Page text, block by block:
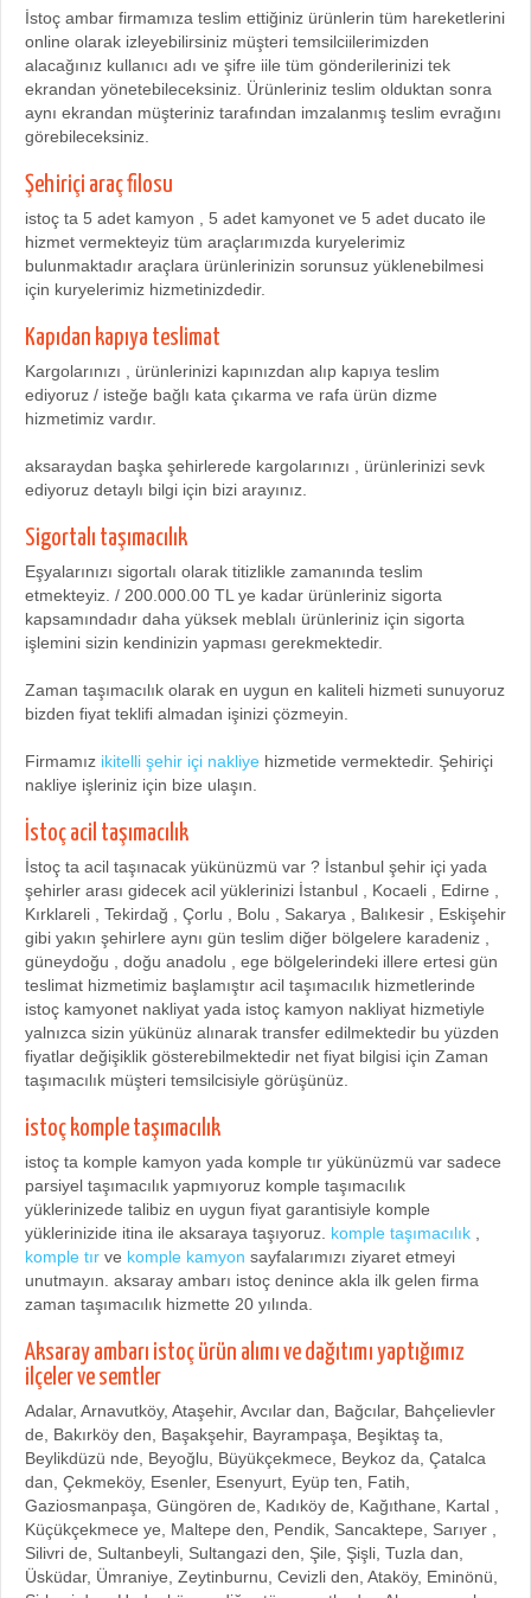
İstoç ambar firmamıza teslim ettiğiniz ürünlerin tüm hareketlerini
online olarak izleyebilirsiniz müşteri temsilciilerimizden
alacağınız kullanıcı adı ve şifre iile tüm gönderilerinizi tek
ekrandan yönetebileceksiniz. Ürünleriniz teslim olduktan sonra
aynı ekrandan müşteriniz tarafından imzalanmış teslim evrağını
görebileceksiniz.
Şehiriçi araç filosu
istoç ta 5 adet kamyon , 5 adet kamyonet ve 5 adet ducato ile
hizmet vermekteyiz tüm araçlarımızda kuryelerimiz
bulunmaktadır araçlara ürünlerinizin sorunsuz yüklenebilmesi
için kuryelerimiz hizmetinizdedir.
Kapıdan kapıya teslimat
Kargolarınızı , ürünlerinizi kapınızdan alıp kapıya teslim
ediyoruz / isteğe bağlı kata çıkarma ve rafa ürün dizme
hizmetimiz vardır.
aksaraydan başka şehirlerede kargolarınızı , ürünlerinizi sevk
ediyoruz detaylı bilgi için bizi arayınız.
Sigortalı taşımacılık
Eşyalarınızı sigortalı olarak titizlikle zamanında teslim
etmekteyiz. / 200.000.00 TL ye kadar ürünleriniz sigorta
kapsamındadır daha yüksek meblalı ürünleriniz için sigorta
işlemini sizin kendinizin yapması gerekmektedir.
Zaman taşımacılık olarak en uygun en kaliteli hizmeti sunuyoruz
bizden fiyat teklifi almadan işinizi çözmeyin.
Firmamız ikitelli şehir içi nakliye hizmetide vermektedir. Şehiriçi
nakliye işleriniz için bize ulaşın.
İstoç acil taşımacılık
İstoç ta acil taşınacak yükünüzmü var ? İstanbul şehir içi yada
şehirler arası gidecek acil yüklerinizi İstanbul , Kocaeli , Edirne ,
Kırklareli , Tekirdağ , Çorlu , Bolu , Sakarya , Balıkesir , Eskişehir
gibi yakın şehirlere aynı gün teslim diğer bölgelere karadeniz ,
güneydoğu , doğu anadolu , ege bölgelerindeki illere ertesi gün
teslimat hizmetimiz başlamıştır acil taşımacılık hizmetlerinde
istoç kamyonet nakliyat yada istoç kamyon nakliyat hizmetiyle
yalnızca sizin yükünüz alınarak transfer edilmektedir bu yüzden
fiyatlar değişiklik gösterebilmektedir net fiyat bilgisi için Zaman
taşımacılık müşteri temsilcisiyle görüşünüz.
istoç komple taşımacılık
istoç ta komple kamyon yada komple tır yükünüzmü var sadece
parsiyel taşımacılık yapmıyoruz komple taşımacılık
yüklerinizede talibiz en uygun fiyat garantisiyle komple
yüklerinizide itina ile aksaraya taşıyoruz. komple taşımacılık
komple tır ve komple kamyon sayfalarımızı ziyaret etmeyi
unutmayın. aksaray ambarı istoç denince akla ilk gelen firma
zaman taşımacılık hizmette 20 yılında.
Aksaray ambarı istoç ürün alımı ve dağıtımı yaptığımız
ilçeler ve semtler
Adalar, Arnavutköy, Ataşehir, Avcılar dan, Bağcılar, Bahçelievler
de, Bakırköy den, Başakşehir, Bayrampaşa, Beşiktaş ta,
Beylikdüzü nde, Beyoğlu, Büyükçekmece, Beykoz da, Çatalca
dan, Çekmeköy, Esenler, Esenyurt, Eyüp ten, Fatih,
Gaziosmanpaşa, Güngören de, Kadıköy de, Kağıthane, Kartal ,
Küçükçekmece ye, Maltepe den, Pendik, Sancaktepe, Sarıyer ,
Silivri de, Sultanbeyli, Sultangazi den, Şile, Şişli, Tuzla dan,
Üsküdar, Ümraniye, Zeytinburnu, Cevizli den, Ataköy, Eminönü,